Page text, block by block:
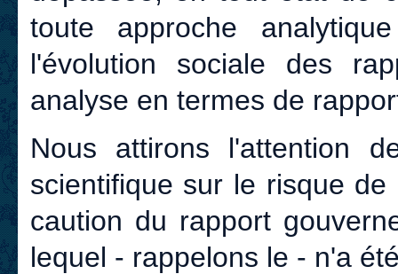
toute approche
l'évolution sociale des
analyse en termes de
Nous attirons l'attention
scientifique sur le risque
caution du rapport
lequel - rappelons le - n'a